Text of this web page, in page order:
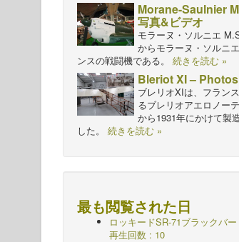
Morane-Saulnier
写真&ビデオ
モラーヌ・ソルニエ
からモラーヌ・ソルニ
ンスの戦闘機である。 続きを読む »
Bleriot XI –
ブレリオXIは、フラン
るブレリオアエロノー
から1931年にかけて製
した。 続きを読む »
最も閲覧された日
ロッキードSR-71ブラックバ
再生回数 : 10